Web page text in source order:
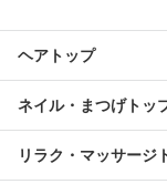
ヘアトップ
ネイル・まつげトッ
リラク・マッサージ